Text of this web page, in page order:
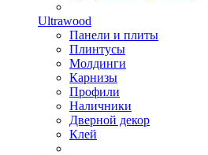
Ultrawood
Панели и плиты
Плинтусы
Молдинги
Карнизы
Профили
Наличники
Дверной декор
Клей